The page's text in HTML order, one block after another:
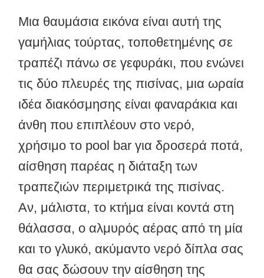
Μια θαυμάσια εικόνα είναι αυτή της
γαμήλιας τούρτας, τοποθετημένης σε
τραπέζι πάνω σε γεφυράκι, που ενώνει
τις δύο πλευρές της πισίνας, μια ωραία
ιδέα διακόσμησης είναι φαναράκια και
άνθη που επιπλέουν στο νερό,
χρήσιμο το pool bar για δροσερά ποτά,
αίσθηση παρέας η διάταξη των
τραπεζιών περιμετρικά της πισίνας.
Αν, μάλιστα, το κτήμα είναι κοντά στη
θάλασσα, ο αλμυρός αέρας από τη μία
και το γλυκό, ακύμαντο νερό δίπλα σας
θα σας δώσουν την αίσθηση της